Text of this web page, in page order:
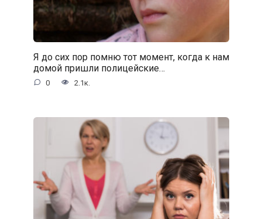
Я до сих пор помню тот момент, когда к нам
домой пришли полицейские…
0 2.1к.